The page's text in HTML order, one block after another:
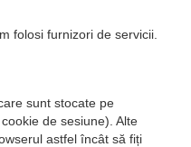
folosi furnizori de servicii.
sunt stocate pe
de sesiune). Alte
astfel încât să fiți